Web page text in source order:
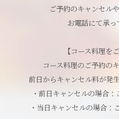
ご予約のキャンセル
お電話にて承っ
【コース料理を
コース料理のご予約の
前日からキャンセル料が発
・前日キャンセルの場合
・当日キャンセルの場合：